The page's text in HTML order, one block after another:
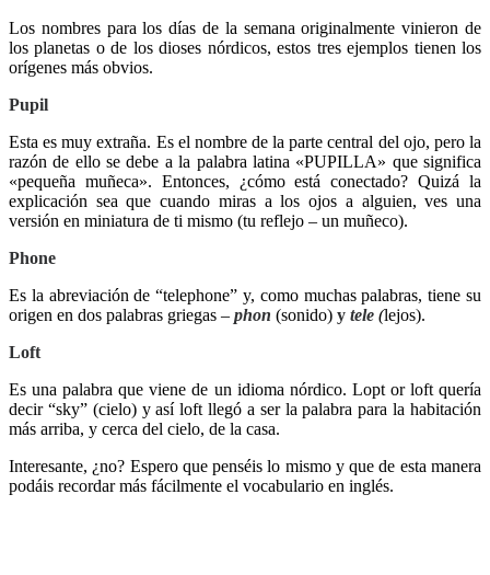
Los nombres para los días de la semana originalmente vinieron de
los planetas o de los dioses nórdicos, estos tres ejemplos tienen los
orígenes más obvios.
Pupil
Esta es muy extraña. Es el nombre de la parte central del ojo, pero la
razón de ello se debe a la palabra latina «PUPILLA» que significa
«pequeña muñeca». Entonces, ¿cómo está conectado? Quizá la
explicación sea que cuando miras a los ojos a alguien, ves una
versión en miniatura de ti mismo (tu reflejo – un muñeco).
Phone
Es la abreviación de “telephone” y, como muchas palabras, tiene su
origen en dos palabras griegas – phon (sonido) y tele (lejos).
Loft
Es una palabra que viene de un idioma nórdico. Lopt or loft quería
decir “sky” (cielo) y así loft llegó a ser la palabra para la habitación
más arriba, y cerca del cielo, de la casa.
Interesante, ¿no? Espero que penséis lo mismo y que de esta manera
podáis recordar más fácilmente el vocabulario en inglés.